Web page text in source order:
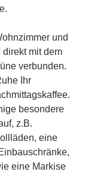
und
mit dem
verbunden.
Ihr
besondere
z.B.
eine
eine Markise